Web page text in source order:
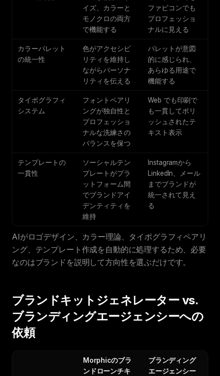
イズ、カラーと
モノクロの両方
で機能する
ファビコンでも
プロフェッショ
ナルに見える
カラーパレット
の統一性
色がアクセシビ
リティを維持し
ながらパーソナ
リティを伝える
パレットが意図
的に感じられ、
あらゆる用途で
機能する
タイポグラフィ
システム
フォントペアリ
ングが独自性と
プロフェッショ
ナルな洗練さの
バランスを保つ
Web でも印刷で
も一貫してポリ
ッシュされたテ
キスト表示
テンプレートの
一貫性
ソーシャルテン
プレートがプラ
ットフォーム間
でブランドアイ
デンティティを
維持
Instagramから
LinkedIn、メール
までブランドが
統一されて見え
る
AIがロゴデザイン、カラー理論、タイポグラフィペアリ
ング、テンプレート作成を自動的に処理するため、必要
なのはブランドを説明して方向性を選ぶだけです。
ブランドキットジェネレーター vs.
ブランディングエージェンシーへの
依頼
Morphicのブラ
ンドローンチキ
ブランディング
エージェンシー